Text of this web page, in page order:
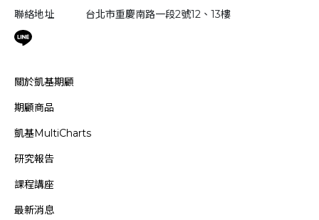
聯絡地址
台北市重慶南路一段2號12、13樓
關於凱基期顧
期顧商品
凱基MultiCharts
研究報告
課程講座
最新消息